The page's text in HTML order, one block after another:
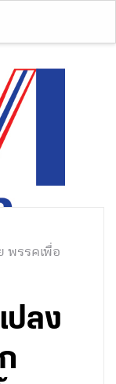
พรรคเพื่อ
ปลง